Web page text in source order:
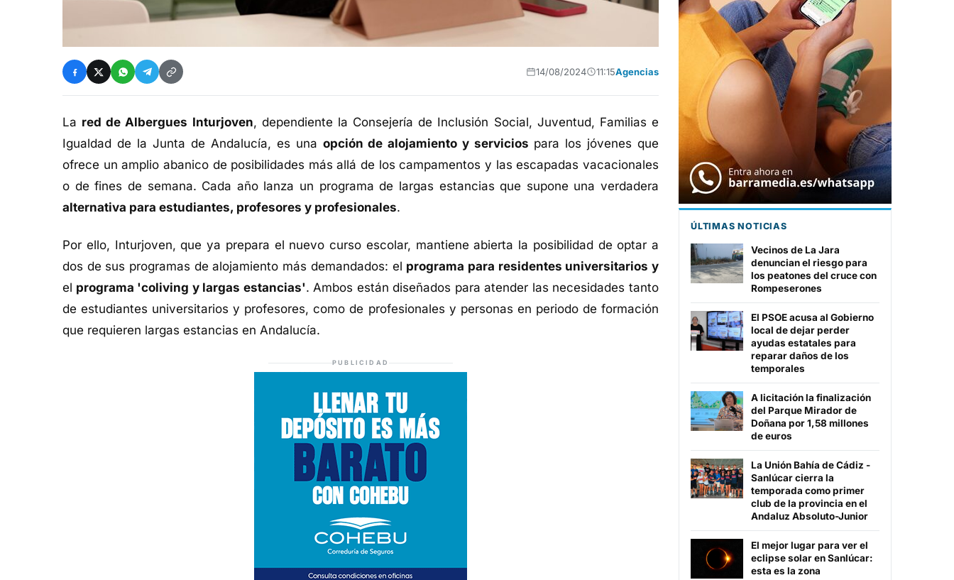
14/08/2024 11:15Agencias
La red de Albergues Inturjoven, dependiente la Consejería de Inclusión Social, Juventud, Familias e
Igualdad de la Junta de Andalucía, es una opción de alojamiento y servicios para los jóvenes que
ofrece un amplio abanico de posibilidades más allá de los campamentos y las escapadas vacacionales
o de fines de semana. Cada año lanza un programa de largas estancias que supone una verdadera
alternativa para estudiantes, profesores y profesionales.
Por ello, Inturjoven, que ya prepara el nuevo curso escolar, mantiene abierta la posibilidad de optar a
dos de sus programas de alojamiento más demandados: el programa para residentes universitarios y
el programa 'coliving y largas estancias'. Ambos están diseñados para atender las necesidades tanto
de estudiantes universitarios y profesores, como de profesionales y personas en periodo de formación
que requieren largas estancias en Andalucía.
PUBLICIDAD
ÚLTIMAS NOTICIAS
Vecinos de La Jara
denuncian el riesgo para
los peatones del cruce con
Rompeserones
El PSOE acusa al Gobierno
local de dejar perder
ayudas estatales para
reparar daños de los
temporales
A licitación la finalización
del Parque Mirador de
Doñana por 1,58 millones
de euros
La Unión Bahía de Cádiz -
Sanlúcar cierra la
temporada como primer
club de la provincia en el
Andaluz Absoluto-Junior
El mejor lugar para ver el
eclipse solar en Sanlúcar:
esta es la zona